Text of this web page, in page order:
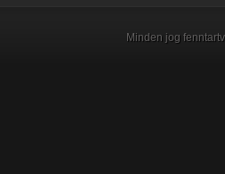
Minden jog